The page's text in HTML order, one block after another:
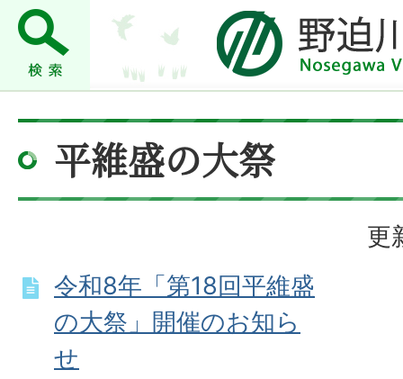
平維盛の大祭
更
令和8年「第18回平維盛
の大祭」開催のお知ら
せ